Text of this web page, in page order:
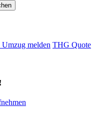
Umzug melden THG Quote